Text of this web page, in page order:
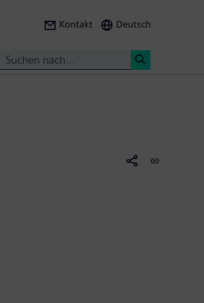
Kontakt Deutsch